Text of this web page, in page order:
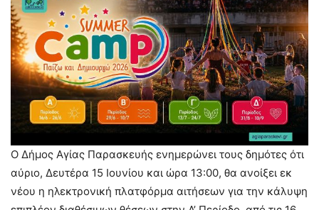
Ο Δήμος Αγίας Παρασκευής ενημερώνει τους δημότες ότι
αύριο, Δευτέρα 15 Ιουνίου και ώρα 13:00, θα ανοίξει εκ
νέου η ηλεκτρονική πλατφόρμα αιτήσεων για την κάλυψη